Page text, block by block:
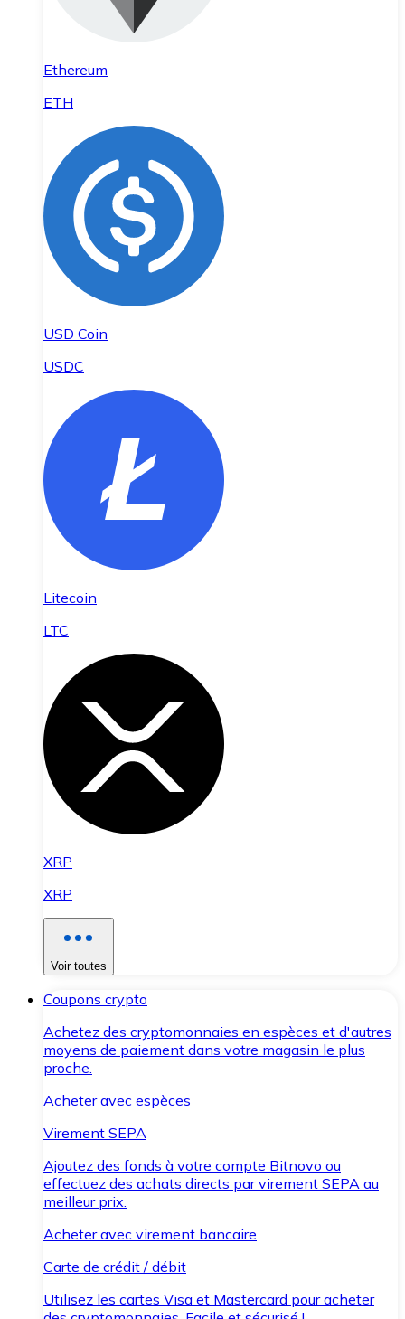
Ethereum
ETH
USD Coin
USDC
Litecoin
LTC
XRP
XRP
Voir toutes
Coupons crypto
Achetez des cryptomonnaies en espèces et d'autres
moyens de paiement dans votre magasin le plus
proche.
Acheter avec espèces
Virement SEPA
Ajoutez des fonds à votre compte Bitnovo ou
effectuez des achats directs par virement SEPA au
meilleur prix.
Acheter avec virement bancaire
Carte de crédit / débit
Utilisez les cartes Visa et Mastercard pour acheter